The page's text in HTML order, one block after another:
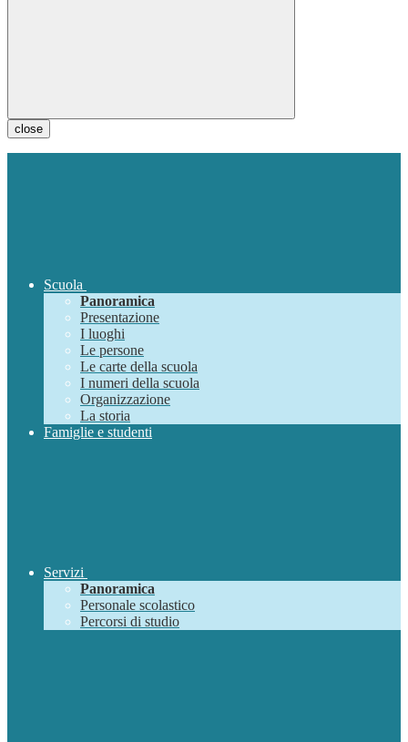
close
Scuola
Panoramica
Presentazione
I luoghi
Le persone
Le carte della scuola
I numeri della scuola
Organizzazione
La storia
Famiglie e studenti
Servizi
Panoramica
Personale scolastico
Percorsi di studio